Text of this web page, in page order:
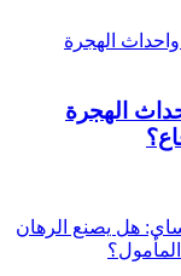
الهجرة